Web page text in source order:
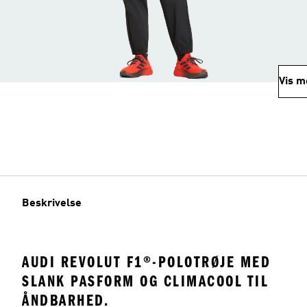
Vis
Beskrivelse
AUDI REVOLUT F1®-POLOTRØJE MED
SLANK PASFORM OG CLIMACOOL TIL
ÅNDBARHED.